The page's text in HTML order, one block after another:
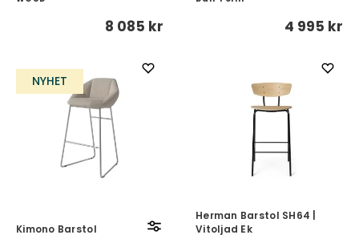
8 085 kr 4 995 kr
NYHET
Kimono Barstol
Herman Barstol SH64 |
Vitoljad Ek